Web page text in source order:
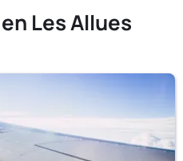
Les Allues